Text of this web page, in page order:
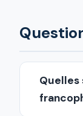
Quelles